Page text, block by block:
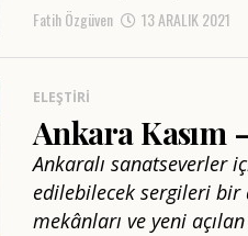
Fatih Özgüven 13 ARALIK 2021
ELEŞTIRI
Ankara Kasım
Ankaralı sanatseverler
edilebilecek sergileri
mekânları ve yeni